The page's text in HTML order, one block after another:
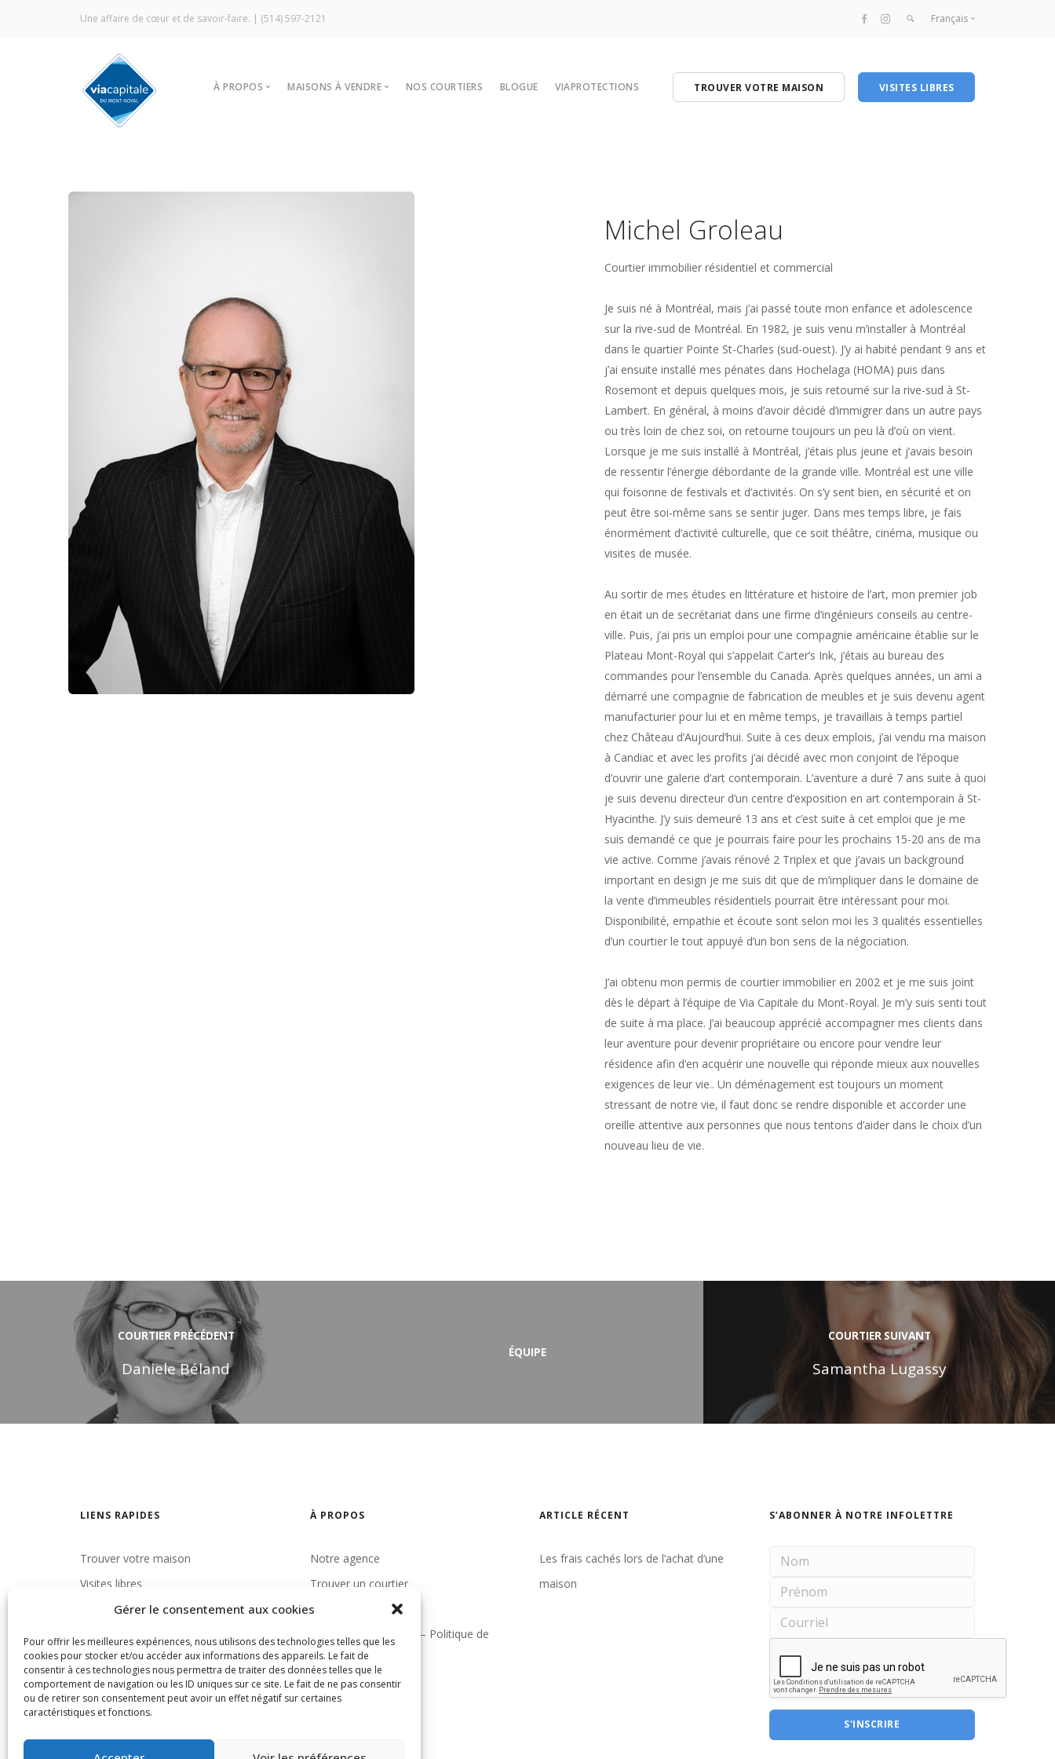
Gérer le consentement aux cookies
Pour offrir les meilleures expériences, nous utilisons des technologies telles que les
cookies pour stocker et/ou accéder aux informations des appareils. Le fait de
consentir à ces technologies nous permettra de traiter des données telles que le
comportement de navigation ou les ID uniques sur ce site. Le fait de ne pas consentir
ou de retirer son consentement peut avoir un effet négatif sur certaines
caractéristiques et fonctions.
Une affaire de cœur et de savoir-faire. | (514) 597-2121 Français
English
À PROPOS MAISONS À VENDRE NOS COURTIERS BLOGUE VIAPROTECTIONS TROUVER VOTRE MAISON VISITES LIBRES
Michel Groleau
Courtier immobilier résidentiel et commercial
Je suis né à Montréal, mais j’ai passé toute mon enfance et adolescence
sur la rive-sud de Montréal. En 1982, je suis venu m’installer à Montréal
dans le quartier Pointe St-Charles (sud-ouest). J’y ai habité pendant 9 ans et
j’ai ensuite installé mes pénates dans Hochelaga (HOMA) puis dans
Rosemont et depuis quelques mois, je suis retourné sur la rive-sud à St-
Lambert. En général, à moins d’avoir décidé d’immigrer dans un autre pays
ou très loin de chez soi, on retourne toujours un peu là d’où on vient.
Lorsque je me suis installé à Montréal, j’étais plus jeune et j’avais besoin
de ressentir l’énergie débordante de la grande ville. Montréal est une ville
qui foisonne de festivals et d’activités. On s’y sent bien, en sécurité et on
peut être soi-même sans se sentir juger. Dans mes temps libre, je fais
énormément d’activité culturelle, que ce soit théâtre, cinéma, musique ou
visites de musée.
Au sortir de mes études en littérature et histoire de l’art, mon premier job
en était un de secrétariat dans une firme d’ingénieurs conseils au centre-
ville. Puis, j’ai pris un emploi pour une compagnie américaine établie sur le
Plateau Mont-Royal qui s’appelait Carter’s Ink, j’étais au bureau des
commandes pour l’ensemble du Canada. Après quelques années, un ami a
démarré une compagnie de fabrication de meubles et je suis devenu agent
manufacturier pour lui et en même temps, je travaillais à temps partiel
chez Château d’Aujourd’hui. Suite à ces deux emplois, j’ai vendu ma maison
à Candiac et avec les profits j’ai décidé avec mon conjoint de l’époque
d’ouvrir une galerie d’art contemporain. L’aventure a duré 7 ans suite à quoi
je suis devenu directeur d’un centre d’exposition en art contemporain à St-
Hyacinthe. J’y suis demeuré 13 ans et c’est suite à cet emploi que je me
suis demandé ce que je pourrais faire pour les prochains 15-20 ans de ma
vie active. Comme j’avais rénové 2 Triplex et que j’avais un background
important en design je me suis dit que de m’impliquer dans le domaine de
la vente d’immeubles résidentiels pourrait être intéressant pour moi.
Disponibilité, empathie et écoute sont selon moi les 3 qualités essentielles
d’un courtier le tout appuyé d’un bon sens de la négociation.
J’ai obtenu mon permis de courtier immobilier en 2002 et je me suis joint
dès le départ à l’équipe de Via Capitale du Mont-Royal. Je m’y suis senti tout
de suite à ma place. J’ai beaucoup apprécié accompagner mes clients dans
leur aventure pour devenir propriétaire ou encore pour vendre leur
résidence afin d’en acquérir une nouvelle qui réponde mieux aux nouvelles
exigences de leur vie.. Un déménagement est toujours un moment
stressant de notre vie, il faut donc se rendre disponible et accorder une
oreille attentive aux personnes que nous tentons d’aider dans le choix d’un
nouveau lieu de vie.
COURTIER PRÉCÉDENT
Daniele Béland
ÉQUIPE
COURTIER SUIVANT
Samantha Lugassy
LIENS RAPIDES
Trouver votre maison
Visites libres
À louer
À PROPOS
Notre agence
Trouver un courtier
Nous joindre
Termes & conditions – Politique de
confidentialité
ARTICLE RÉCENT
Les frais cachés lors de l’achat d’une
maison
S’ABONNER À NOTRE INFOLETTRE